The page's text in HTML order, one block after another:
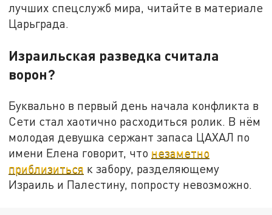
лучших спецслужб мира, читайте в материале
Царьграда.
Израильская разведка считала
ворон?
Буквально в первый день начала конфликта в
Сети стал хаотично расходиться ролик. В нём
молодая девушка сержант запаса ЦАХАЛ по
имени Елена говорит, что незаметно
приблизиться к забору, разделяющему
Израиль и Палестину, попросту невозможно.